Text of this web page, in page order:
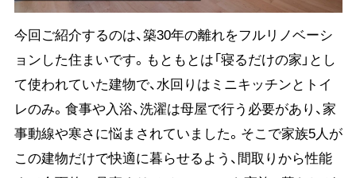
今回ご紹介するのは、築30年の離れをフルリノベーシ
ョンした住まいです。もともとは「寝るだけの家」とし
て使われていた建物で、水回りはミニキッチンとトイ
レのみ。食事や入浴、洗濯は母屋で行う必要があり、家
事動線や寒さに悩まされていました。そこで家族5人が
この建物だけで快適に暮らせるよう、間取りから性能